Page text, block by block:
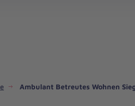
Ambulant Betreutes Wohnen